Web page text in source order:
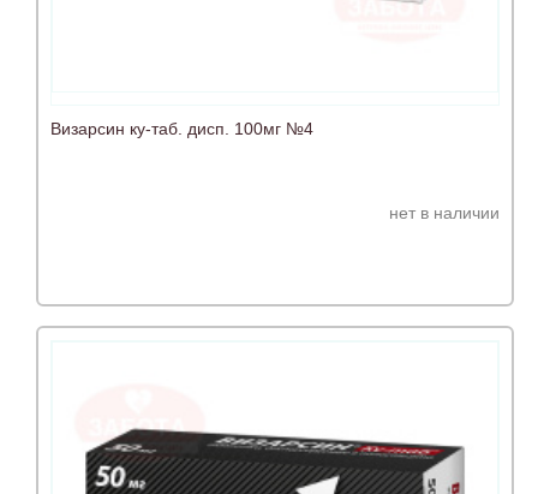
Визарсин ку-таб. дисп. 100мг №4
нет в наличии